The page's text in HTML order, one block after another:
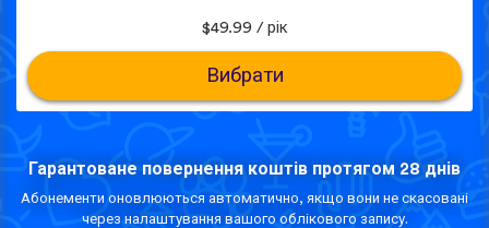
$49.99 / рік
Вибрати
Гарантоване повернення коштів протягом 28 днів
Абонементи оновлюються автоматично, якщо вони не скасовані
через налаштування вашого облікового запису.